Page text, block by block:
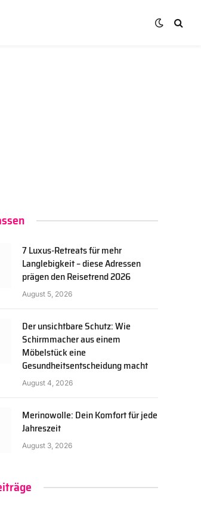
7 Luxus-Retreats für mehr
Langlebigkeit – diese Adressen
prägen den Reisetrend 2026
August 5, 2026
Der unsichtbare Schutz: Wie
Schirmmacher aus einem
Möbelstück eine
Gesundheitsentscheidung macht
August 4, 2026
Merinowolle: Dein Komfort für jede
Jahreszeit
August 3, 2026